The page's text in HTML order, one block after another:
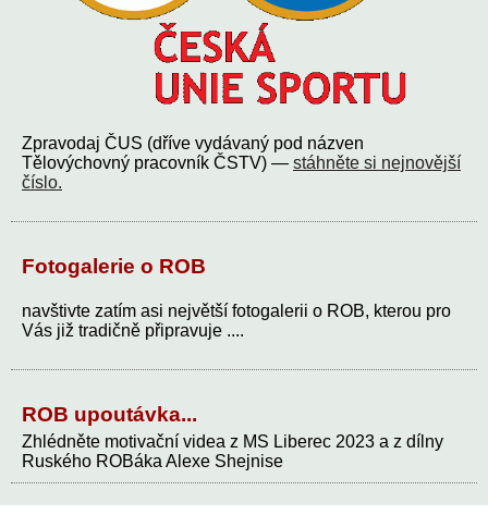
Zpravodaj ČUS (dříve vydávaný pod názven
Tělovýchovný pracovník ČSTV) — stáhněte si nejnovější
číslo.
Fotogalerie o ROB
navštivte zatím asi největší fotogalerii o ROB, kterou pro
Vás již tradičně připravuje ....
ROB upoutávka...
Zhlédněte motivační videa z MS Liberec 2023 a z dílny
Ruského ROBáka Alexe Shejnise